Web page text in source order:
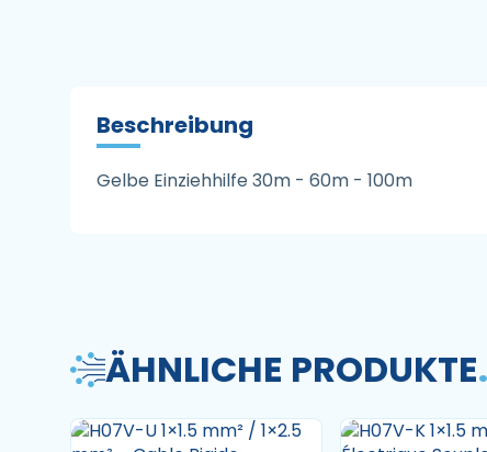
Beschreibung
Gelbe Einziehhilfe 30m - 60m - 100m
ÄHNLICHE PRODUKTE.